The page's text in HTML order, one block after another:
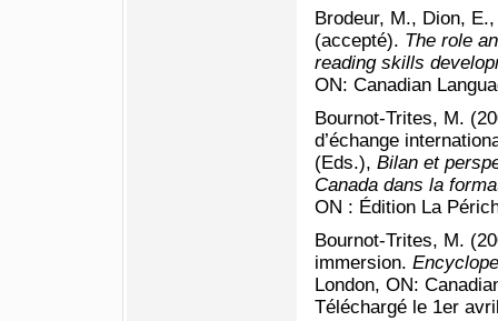
Brodeur, M., Dion,
(accepté). The role
reading skills
ON: Canadian
Bournot-Trites, M.
d’échange
(Eds.), Bilan et
Canada dans la
ON : Édition La
Bournot-Trites, M.
immersion.
London, ON:
Téléchargé le 1er